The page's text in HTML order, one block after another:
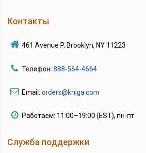
Контакты
461 Avenue P, Brooklyn, NY 11223
Телефон: 888-564-4664
Email: orders@kniga.com
Работаем: 11:00–19:00 (EST), пн-пт
Служба поддержки